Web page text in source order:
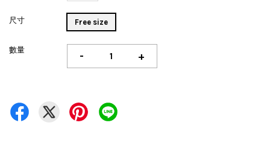
尺寸 Free size
數量 - +